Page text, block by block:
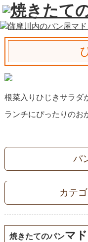
根菜入りひじきサラダ
ランチにぴったりのお
パ
カテ
焼きたてのパンマ